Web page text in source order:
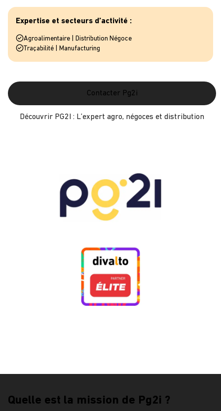
Expertise et secteurs d’activité :
Agroalimentaire | Distribution Négoce
Traçabilité | Manufacturing
Contacter Pg2i
Découvrir PG2I : L’expert agro, négoces et distribution
Quelle est la mission de Pg2i ?